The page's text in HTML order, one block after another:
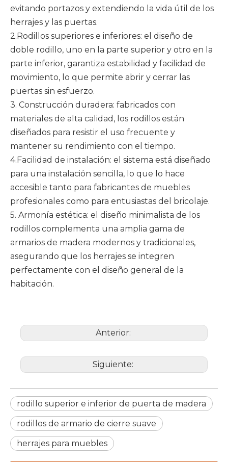
evitando portazos y extendiendo la vida útil de los
herrajes y las puertas.
2.Rodillos superiores e inferiores: el diseño de
doble rodillo, uno en la parte superior y otro en la
parte inferior, garantiza estabilidad y facilidad de
movimiento, lo que permite abrir y cerrar las
puertas sin esfuerzo.
3. Construcción duradera: fabricados con
materiales de alta calidad, los rodillos están
diseñados para resistir el uso frecuente y
mantener su rendimiento con el tiempo.
4.Facilidad de instalación: el sistema está diseñado
para una instalación sencilla, lo que lo hace
accesible tanto para fabricantes de muebles
profesionales como para entusiastas del bricolaje.
5. Armonía estética: el diseño minimalista de los
rodillos complementa una amplia gama de
armarios de madera modernos y tradicionales,
asegurando que los herrajes se integren
perfectamente con el diseño general de la
habitación.
Anterior:
Siguiente:
rodillo superior e inferior de puerta de madera
rodillos de armario de cierre suave
herrajes para muebles